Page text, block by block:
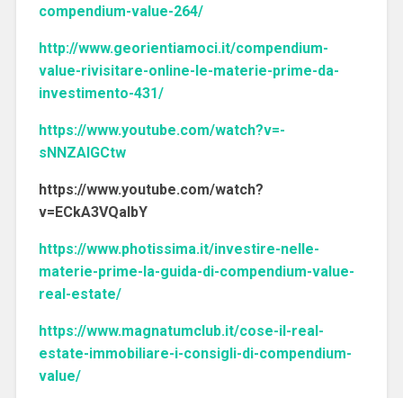
compendium-value-264/
http://www.georientiamoci.it/compendium-
value-rivisitare-online-le-materie-prime-da-
investimento-431/
https://www.youtube.com/watch?v=-
sNNZAlGCtw
https://www.youtube.com/watch?
v=ECkA3VQaIbY
https://www.photissima.it/investire-nelle-
materie-prime-la-guida-di-compendium-value-
real-estate/
https://www.magnatumclub.it/cose-il-real-
estate-immobiliare-i-consigli-di-compendium-
value/